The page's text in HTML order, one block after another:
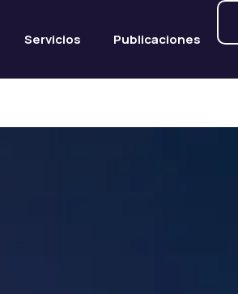
Servicios Publicaciones